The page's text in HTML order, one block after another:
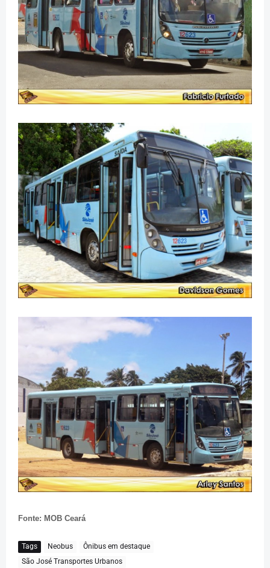
Fonte: MOB Ceará
Tags Neobus
Ônibus em destaque
São José Transportes Urbanos